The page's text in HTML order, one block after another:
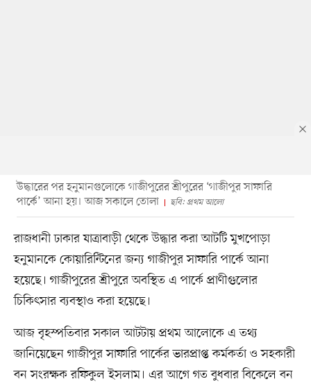
উদ্ধারের পর হনুমানগুলোকে গাজীপুরের শ্রীপুরের ‘গাজীপুর সাফারি
পার্কে’ আনা হয়। আজ সকালে তোলা
ছবি: প্রথম আলো
রাজধানী ঢাকার যাত্রাবাড়ী থেকে উদ্ধার করা আটটি মুখপোড়া
হনুমানকে কোয়ারিন্টিনের জন্য গাজীপুর সাফারি পার্কে আনা
হয়েছে। গাজীপুরের শ্রীপুরে অবস্থিত এ পার্কে প্রাণীগুলোর
চিকিৎসার ব্যবস্থাও করা হয়েছে।
আজ বৃহস্পতিবার সকাল আটটায় প্রথম আলোকে এ তথ্য
জানিয়েছেন গাজীপুর সাফারি পার্কের ভারপ্রাপ্ত কর্মকর্তা ও সহকারী
বন সংরক্ষক রফিকুল ইসলাম। এর আগে গত বুধবার বিকেলে বন